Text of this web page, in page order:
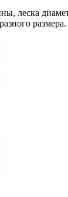
леска
размера.